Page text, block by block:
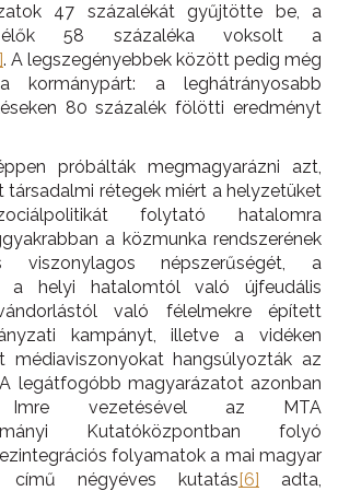
47 százalékát gyűjtötte be, a
élők 58 százaléka voksolt a
. A legszegényebbek között pedig még
kormánypárt: a leghátrányosabb
80 százalék fölötti eredményt
próbálták megmagyarázni azt,
társadalmi rétegek miért a helyzetüket
folytató hatalomra
a közmunka rendszerének
viszonylagos népszerűségét, a
a helyi hatalomtól való újfeudális
való félelmekre épített
kampányt, illetve a vidéken
médiaviszonyokat hangsúlyozták az
legátfogóbb magyarázatot azonban
vezetésével az MTA
Kutatóközpontban folyó
folyamatok a mai magyar
című négyéves kutatás[6] adta,